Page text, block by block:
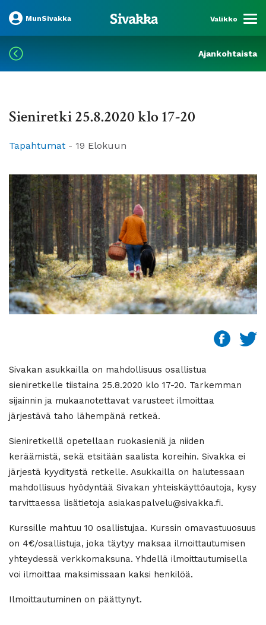
MunSivakka Valikko
Ajankohtaista
Sieniretki 25.8.2020 klo 17-20
Tapahtumat - 19 Elokuun
Sivakan asukkailla on mahdollisuus osallistua
sieniretkelle tiistaina 25.8.2020 klo 17-20. Tarkemman
sijainnin ja mukaanotettavat varusteet ilmoittaa
järjestävä taho lähempänä retkeä.
Sieniretkellä opetellaan ruokasieniä ja niiden
keräämistä, sekä etsitään saalista koreihin. Sivakka ei
järjestä kyyditystä retkelle. Asukkailla on halutessaan
mahdollisuus hyödyntää Sivakan yhteiskäyttöautoja, kysy
tarvittaessa lisätietoja asiakaspalvelu@sivakka.fi.
Kurssille mahtuu 10 osallistujaa. Kurssin omavastuuosuus
on 4€/osallistuja, joka täytyy maksaa ilmoittautumisen
yhteydessä verkkomaksuna. Yhdellä ilmoittautumisella
voi ilmoittaa maksimissaan kaksi henkilöä.
Ilmoittautuminen on päättynyt.